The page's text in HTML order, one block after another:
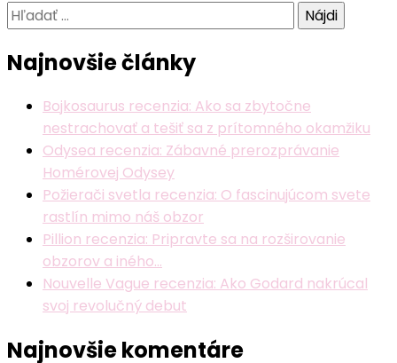
Hľadať:
Najnovšie články
Bojkosaurus recenzia: Ako sa zbytočne
nestrachovať a tešiť sa z prítomného okamžiku
Odysea recenzia: Zábavné prerozprávanie
Homérovej Odysey
Požierači svetla recenzia: O fascinujúcom svete
rastlín mimo náš obzor
Pillion recenzia: Pripravte sa na rozširovanie
obzorov a iného…
Nouvelle Vague recenzia: Ako Godard nakrúcal
svoj revolučný debut
Najnovšie komentáre